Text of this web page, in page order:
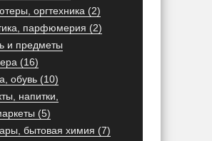
оргтехника (2)
парфюмерия (2)
и предметы
(16)
обувь (10)
напитки,
(5)
бытовая химия (7)